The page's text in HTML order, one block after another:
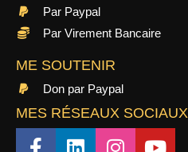
Par Paypal
Par Virement Bancaire
ME SOUTENIR
Don par Paypal
MES RÉSEAUX SOCIAUX